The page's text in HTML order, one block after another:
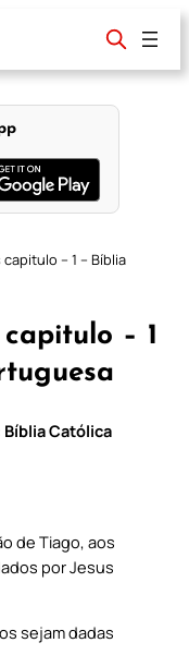
– 1 – Bíblia
– 1
Católica
de Tiago, aos
por Jesus
sejam dadas